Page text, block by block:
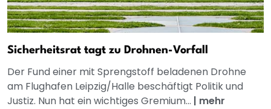
Sicherheitsrat tagt zu Drohnen-Vorfall
Der Fund einer mit Sprengstoff beladenen Drohne
am Flughafen Leipzig/Halle beschäftigt Politik und
Justiz. Nun hat ein wichtiges Gremium... | mehr